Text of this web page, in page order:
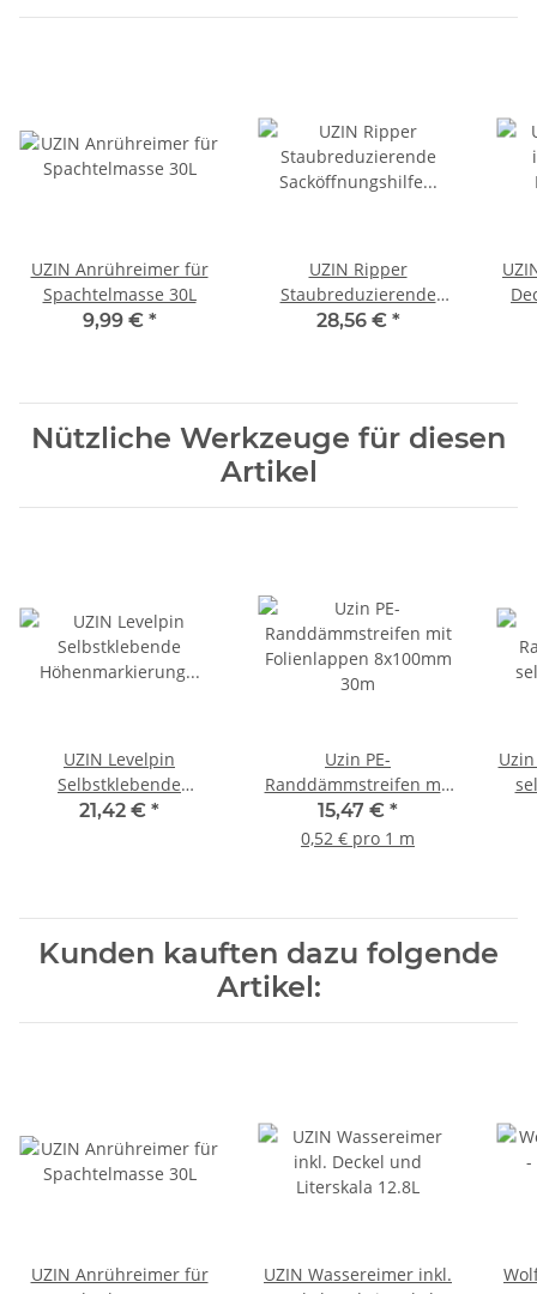
UZIN Anrühreimer für
Spachtelmasse 30L
9,99 € *
UZIN Ripper
Staubreduzierende
Sacköffnungshilfe für
28,56 € *
Nützliche Werkzeuge für diesen
Artikel
UZIN Levelpin
Selbstklebende
Höhenmarkierung für
21,42 € *
Uzin PE-
Randdämmstreifen mit
Folienlappen 8x100mm
30m
15,47 € *
0,52 € pro 1 m
Kunden kauften dazu folgende
Artikel:
UZIN Anrühreimer für
UZIN Wassereimer inkl.